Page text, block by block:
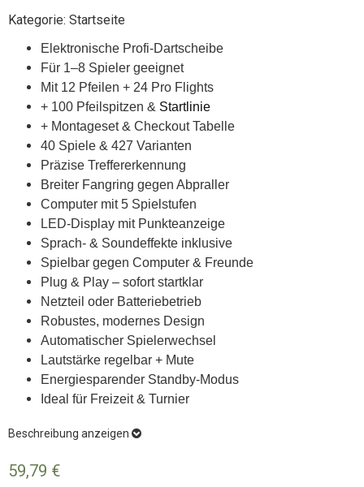
Kategorie: Startseite
Elektronische Profi-Dartscheibe
Für 1–8 Spieler geeignet
Mit 12 Pfeilen + 24 Pro Flights
+ 100 Pfeilspitzen & Startlinie
+ Montageset & Checkout Tabelle
40 Spiele & 427 Varianten
Präzise Treffererkennung
Breiter Fangring gegen Abpraller
Computer mit 5 Spielstufen
LED-Display mit Punkteanzeige
Sprach- & Soundeffekte inklusive
Spielbar gegen Computer & Freunde
Plug & Play – sofort startklar
Netzteil oder Batteriebetrieb
Robustes, modernes Design
Automatischer Spielerwechsel
Lautstärke regelbar + Mute
Energiesparender Standby-Modus
Ideal für Freizeit & Turnier
Beschreibung anzeigen
59,79 €